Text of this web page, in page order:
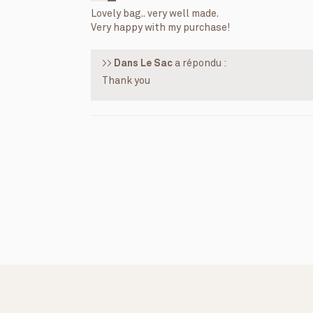
Lovely bag.. very well made.
Very happy with my purchase!
>> Dans Le Sac a répondu :
Thank you